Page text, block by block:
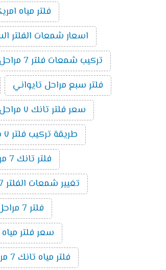
فلتر مياه امريكى 7
اسعار شمعات الفلتر
تركيب شمعات فلتر 7 مراحل
فلتر سبع مراحل تايواني
سعر فلتر تانك ٧ مراحل ٢٠٢٠
طريقة تركيب فلتر ٧ مراحل
فلتر تانك 7 مراحل بى تك
تغيير شمعات الفلتر 7 مراحل
فلتر 7 مراحل بدون خزان وموتور
سعر فلتر مياه 7 مراحل تانك
فلتر مياه تانك 7 مراحل